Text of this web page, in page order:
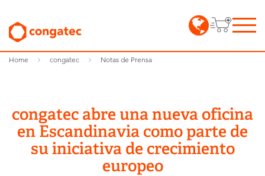
Home congatec Notas de Prensa
congatec abre una nueva oficina
en Escandinavia como parte de
su iniciativa de crecimiento
europeo